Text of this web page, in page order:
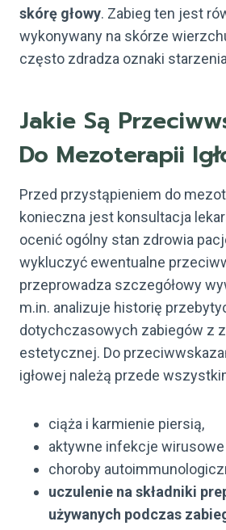
skórę głowy. Zabieg ten jest
wykonywany na skórze
często zdradza oznaki
Jakie Są
Do Mezoterapii
Przed przystąpieniem do
konieczna jest konsultacja
ocenić ogólny stan zdrowia
wykluczyć ewentualne
przeprowadza szczegółowy
m.in. analizuje historię
dotychczasowych zabiegów z
estetycznej. Do
igłowej należą przede
ciąża i karmienie piersią,
aktywne infekcje
choroby
uczulenie na składniki
używanych podczas